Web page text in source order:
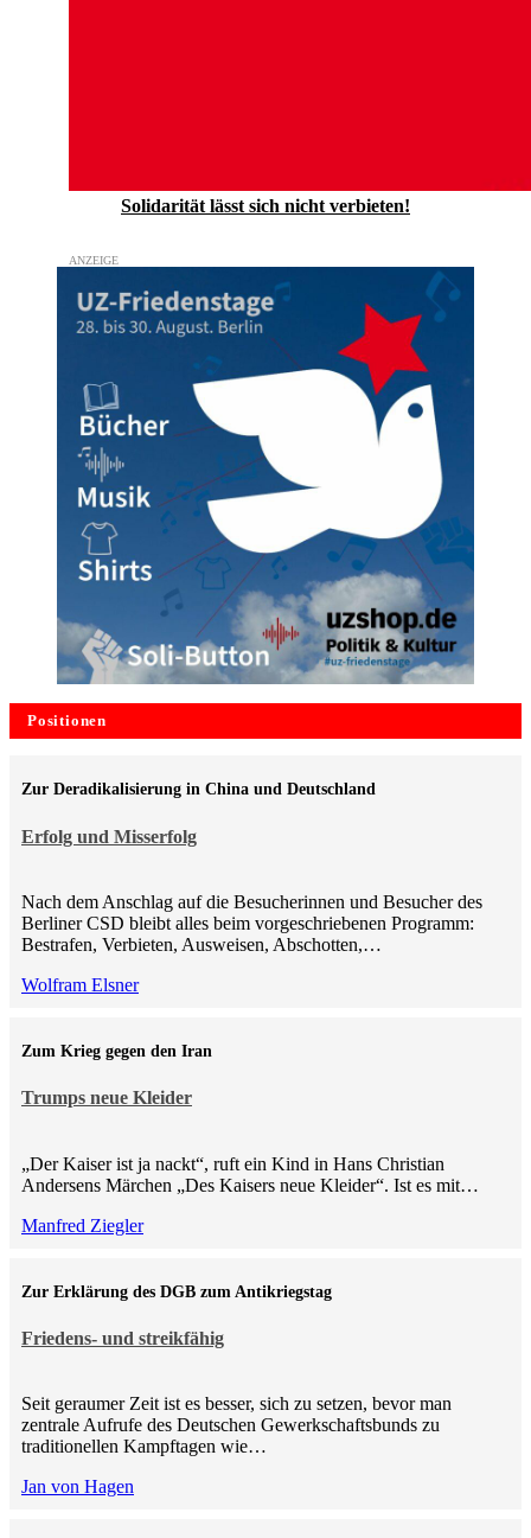
Solidarität lässt sich nicht verbieten!
Positionen
Erfolg und Misserfolg
Zur Deradikalisierung in China und Deutschland
Nach dem Anschlag auf die Besucherinnen und Besucher des
Berliner CSD bleibt alles beim vorgeschriebenen Programm:
Bestrafen, Verbieten, Ausweisen, Abschotten,…
Wolfram Elsner
Trumps neue Kleider
Zum Krieg gegen den Iran
„Der Kaiser ist ja nackt“, ruft ein Kind in Hans Christian
Andersens Märchen „Des Kaisers neue Kleider“. Ist es mit…
Manfred Ziegler
Friedens- und streikfähig
Zur Erklärung des DGB zum Antikriegstag
Seit geraumer Zeit ist es besser, sich zu setzen, bevor man
zentrale Aufrufe des Deutschen Gewerkschaftsbunds zu
traditionellen Kampftagen wie…
Jan von Hagen